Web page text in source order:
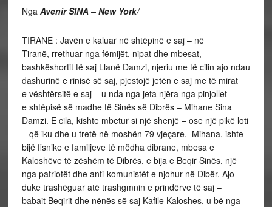
Nga Avenir SINA – New York/
TIRANE : Javën e kaluar në shtëpinë e saj – në
Tiranë, rrethuar nga fëmijët, nipat dhe mbesat,
bashkëshortit të saj Llanë Damzi, njeriu me të cilin ajo ndau
dashurinë e rinisë së saj, pjestojë jetën e saj me të mirat
e vështërsitë e saj – u nda nga jeta njëra nga pinjollet
e shtëpisë së madhe të Sinës së Dibrës – Mihane Sina
Damzi. E cila, kishte mbetur si një shenjë – ose një pikë loti
– që iku dhe u tretë në moshën 79 vjeçare. Mihana, ishte
bijë fisnike e familjeve të mëdha dibrane, mbesa e
Kaloshëve të zëshëm të Dibrës, e bija e Beqir Sinës, një
nga patriotët dhe anti-komunistët e njohur në Dibër. Ajo
duke trashëguar atë trashgmnin e prindërve të saj –
babait Beqirit dhe nënës së saj Kafile Kaloshes, u bë nga